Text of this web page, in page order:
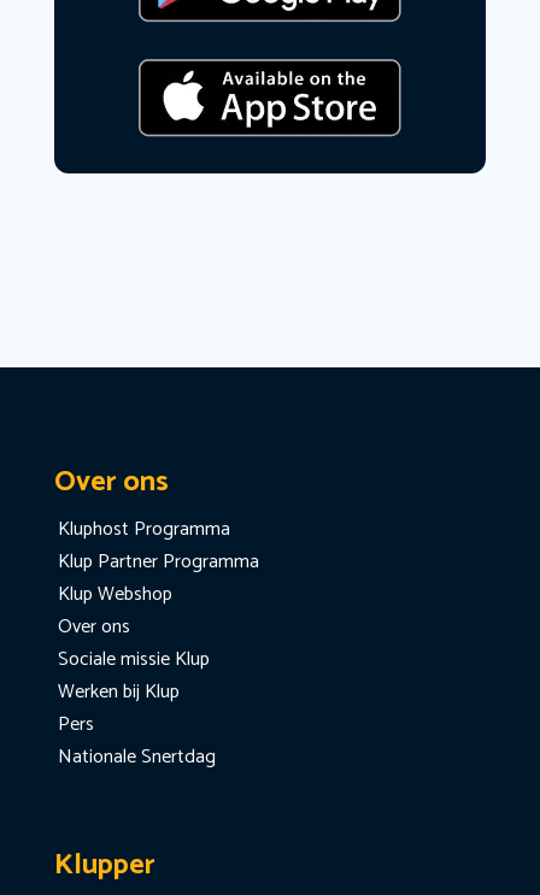
Over ons
Kluphost Programma
Klup Partner Programma
Klup Webshop
Over ons
Sociale missie Klup
Werken bij Klup
Pers
Nationale Snertdag
Klupper